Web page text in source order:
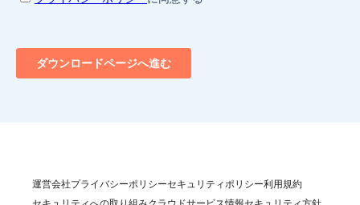
運営会社プライバシーポリシーセキュリティポリシー利用規約